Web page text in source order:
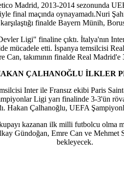
Madrid, 2013-2014 sezonunda
final maçında oynayamadı.Nuri
finalde Bayern Münih,
Ligi" finaline çıktı. İtalya'nın
mücadele etti. İspanya temsilcisi
Can, takımının finalde Real
ÇALHANOĞLU İLKLER
Inter ile Fransız ekibi Paris
Ligi yarı finalinde 3-3'ün
Hakan Çalhanoğlu, UEFA
kazanan ilk milli futbolcu
Gündoğan, Emre Can ve Mehmet
bekleyecek.